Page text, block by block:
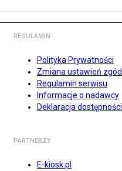
REGULAMIN
Polityka Prywatności
Zmiana ustawień zgód
Regulamin serwisu
Informacje o nadawcy
Deklaracja dostępności
PARTNERZY
E-kiosk.pl